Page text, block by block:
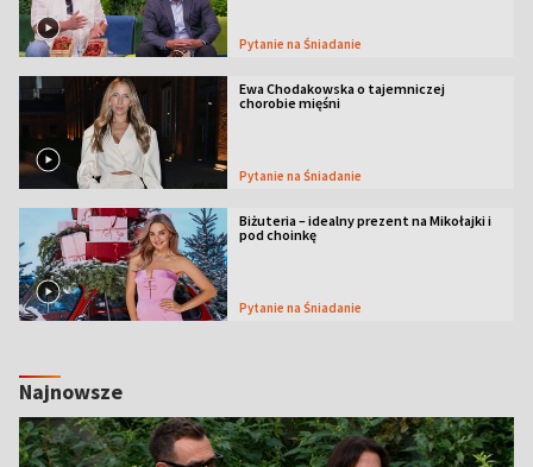
Pytanie na Śniadanie
Ewa Chodakowska o tajemniczej
chorobie mięśni
Pytanie na Śniadanie
Biżuteria – idealny prezent na Mikołajki i
pod choinkę
Pytanie na Śniadanie
Najnowsze